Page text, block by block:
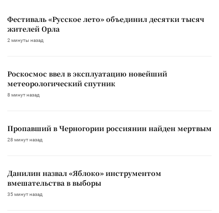
Фестиваль «Русское лето» объединил десятки тысяч
жителей Орла
2 минуты назад
Роскосмос ввел в эксплуатацию новейший
метеорологический спутник
8 минут назад
Пропавший в Черногории россиянин найден мертвым
28 минут назад
Данилин назвал «Яблоко» инструментом
вмешательства в выборы
35 минут назад